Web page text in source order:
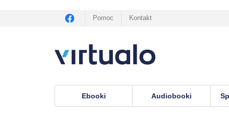
Pomoc Kontakt
Ebooki Audiobooki